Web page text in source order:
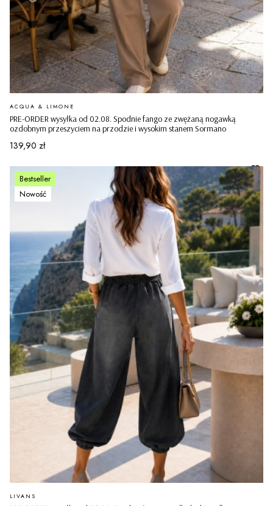
PRE-ORDER wysyłka od 02.08. Spodnie fango ze zwężaną nogawką
ozdobnym przeszyciem na przodzie i wysokim stanem Sormano
PRODUCENT
ACQUA & LIMONE
Cena
139,90 zł
Bestseller
Nowość
PRODUCENT
LIVANS